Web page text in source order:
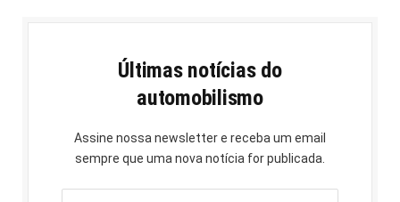
Últimas notícias do
automobilismo
Assine nossa newsletter e receba um email
sempre que uma nova notícia for publicada.